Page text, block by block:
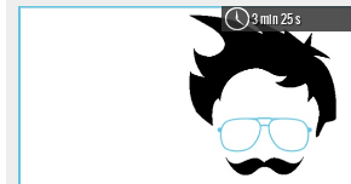
3 min 25 s